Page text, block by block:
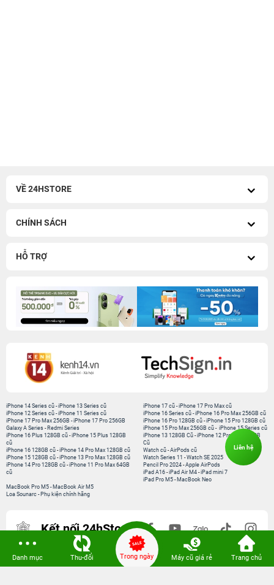
VỀ 24HSTORE
CHÍNH SÁCH
HỖ TRỢ
iPhone 14 Series cũ -iPhone 13 Series cũ
iPhone 12 Series cũ -iPhone 11 Series cũ
iPhone 17 Pro Max 256GB -iPhone 17 Pro 256GB
Galaxy A Series - Redmi Series
iPhone 17 cũ -iPhone 17 Pro Max cũ
iPhone 16 Series cũ - iPhone 16 Pro Max 256GB cũ
iPhone 16 Pro 128GB cũ -iPhone 15 Pro 128GB cũ
iPhone 15 Pro Max 256GB cũ - iPhone 15 Series cũ
iPhone 16 Plus 128GB cũ -iPhone 15 Plus 128GB
cũ
iPhone 16 128GB cũ -iPhone 14 Pro Max 128GB cũ
iPhone 15 128GB cũ -iPhone 13 Pro Max 128GB cũ
iPhone 14 Pro 128GB cũ -iPhone 11 Pro Max 64GB
cũ
iPhone 13 128GB Cũ -iPhone 12 Pro Max 128GB
Cũ
Watch cũ -AirPods cũ
Watch Series 11 -Watch SE 2025
Pencil Pro 2024 -Apple AirPods
iPad A16 -iPad Air M4 -iPad mini 7
iPad Pro M5 - MacBook Neo
MacBook Pro M5 - MacBook Air M5
Loa Sounarc - Phụ kiện chính hãng
Kết nối 24hStore
Website thành viên:
Danh mục Thu-đổi Trong ngày Máy cũ giá rẻ Trang chủ
Liên hệ